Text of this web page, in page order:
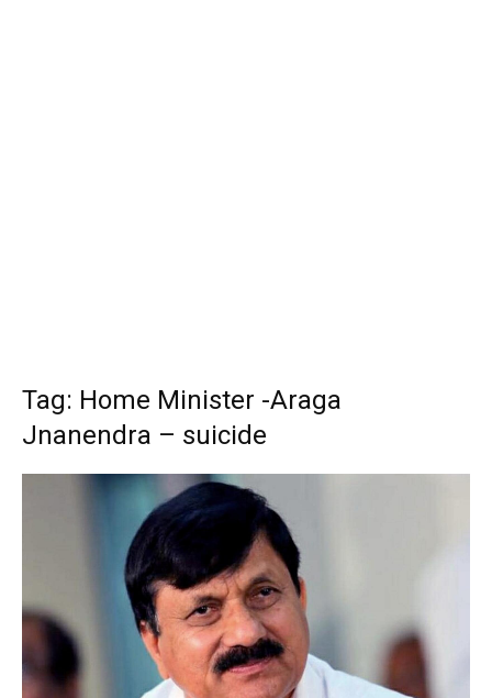
Tag: Home Minister -Araga
Jnanendra – suicide